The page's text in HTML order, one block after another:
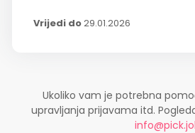
Vrijedi do29.01.2026
Ukoliko vam je potrebna
upravljanja prijavama itd.